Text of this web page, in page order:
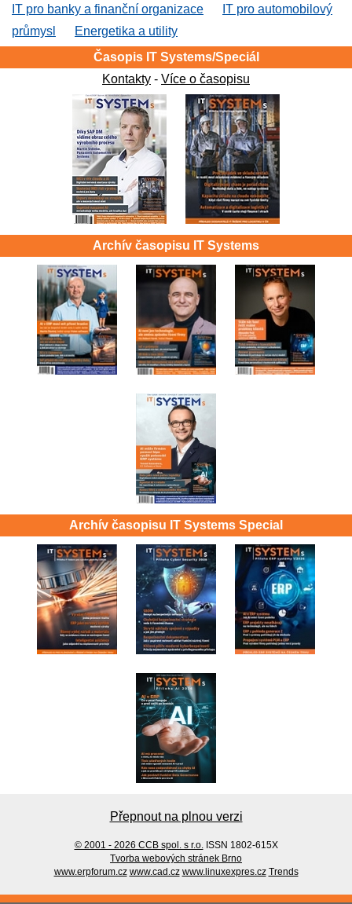
IT pro banky a finanční organizace
IT pro automobilový
průmysl
Energetika a utility
Časopis IT Systems/Speciál
Kontakty - Více o časopisu
Archív časopisu IT Systems
Archív časopisu IT Systems Special
Přepnout na plnou verzi
© 2001 - 2026 CCB spol. s r.o.ISSN 1802-615X
Tvorba webových stránek Brno
www.erpforum.cz www.cad.cz www.linuxexpres.cz Trends